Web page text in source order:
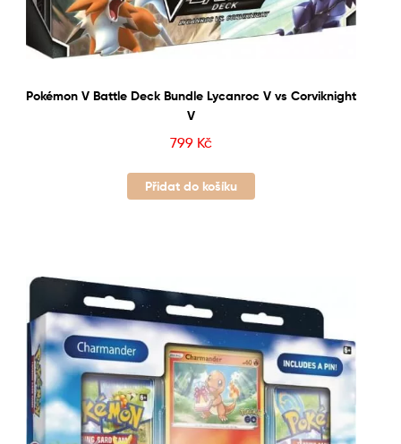
Pokémon V Battle Deck Bundle Lycanroc V vs Corviknight
V
799 Kč
Přidat do košíku